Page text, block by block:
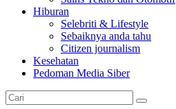
Hiburan
Selebriti & Lifestyle
Sebaiknya anda tahu
Citizen journalism
Kesehatan
Pedoman Media Siber